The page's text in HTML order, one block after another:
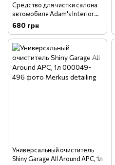
Средство для чистки салона
автомобиля Adam's Interior
Detailer Pineapple Orchid 473
680 грн
Универсальный очиститель
Shiny Garage All Around APC, 1л